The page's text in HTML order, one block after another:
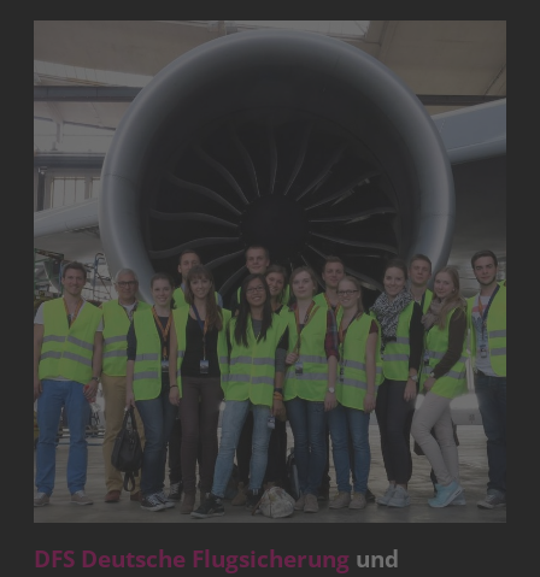
DFS Deutsche Flugsicherung und